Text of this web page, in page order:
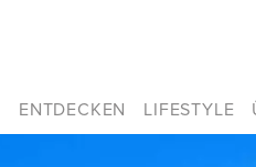
ENTDECKEN LIFESTYLE